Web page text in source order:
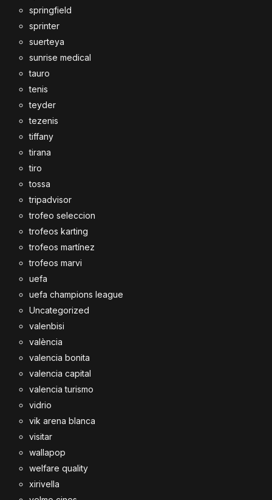
springfield
sprinter
suerteya
sunrise medical
tauro
tenis
teyder
tezenis
tiffany
tirana
tiro
tossa
tripadvisor
trofeo seleccion
trofeos karting
trofeos martínez
trofeos marvi
uefa
uefa champions league
Uncategorized
valenbisi
valència
valencia bonita
valencia capital
valencia turismo
vidrio
vik arena blanca
visitar
wallapop
welfare quality
xirivella